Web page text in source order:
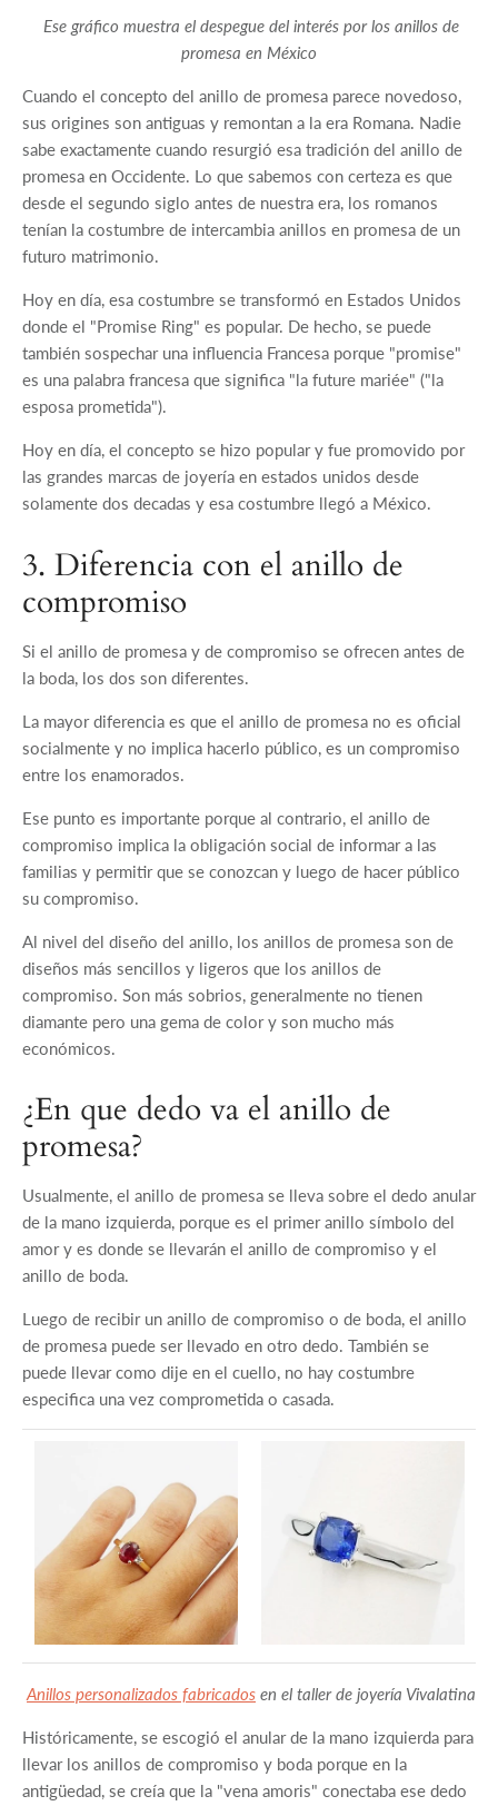
Ese gráfico muestra el despegue del interés por los anillos de
promesa en México
Cuando el concepto del anillo de promesa parece novedoso,
sus origines son antiguas y remontan a la era Romana. Nadie
sabe exactamente cuando resurgió esa tradición del anillo de
promesa en Occidente. Lo que sabemos con certeza es que
desde el segundo siglo antes de nuestra era, los romanos
tenían la costumbre de intercambia anillos en promesa de un
futuro matrimonio.
Hoy en día, esa costumbre se transformó en Estados Unidos
donde el "Promise Ring" es popular. De hecho, se puede
también sospechar una influencia Francesa porque "promise"
es una palabra francesa que significa "la future mariée" ("la
esposa prometida").
Hoy en día, el concepto se hizo popular y fue promovido por
las grandes marcas de joyería en estados unidos desde
solamente dos decadas y esa costumbre llegó a México.
3. Diferencia con el anillo de
compromiso
Si el anillo de promesa y de compromiso se ofrecen antes de
la boda, los dos son diferentes.
La mayor diferencia es que el anillo de promesa no es oficial
socialmente y no implica hacerlo público, es un compromiso
entre los enamorados.
Ese punto es importante porque al contrario, el anillo de
compromiso implica la obligación social de informar a las
familias y permitir que se conozcan y luego de hacer público
su compromiso.
Al nivel del diseño del anillo, los anillos de promesa son de
diseños más sencillos y ligeros que los anillos de
compromiso. Son más sobrios, generalmente no tienen
diamante pero una gema de color y son mucho más
económicos.
¿En que dedo va el anillo de
promesa?
Usualmente, el anillo de promesa se lleva sobre el dedo anular
de la mano izquierda, porque es el primer anillo símbolo del
amor y es donde se llevarán el anillo de compromiso y el
anillo de boda.
Luego de recibir un anillo de compromiso o de boda, el anillo
de promesa puede ser llevado en otro dedo. También se
puede llevar como dije en el cuello, no hay costumbre
especifica una vez comprometida o casada.
Anillos personalizados fabricados en el taller de joyería Vivalatina
Históricamente, se escogió el anular de la mano izquierda para
llevar los anillos de compromiso y boda porque en la
antigüedad, se creía que la "vena amoris" conectaba ese dedo